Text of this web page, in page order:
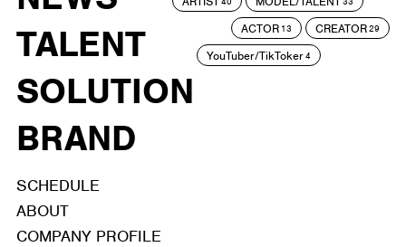
TALENT
SOLUTION
BRAND
ACTOR 13 CREATOR29
YouTuber/TikToker4
SCHEDULE
ABOUT
COMPANY PROFILE